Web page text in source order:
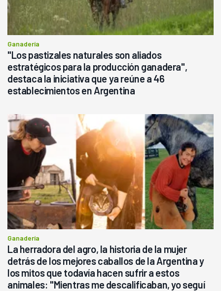
Ganadería
"Los pastizales naturales son aliados
estratégicos para la producción ganadera",
destaca la iniciativa que ya reúne a 46
establecimientos en Argentina
Ganadería
La herradora del agro, la historia de la mujer
detrás de los mejores caballos de la Argentina y
los mitos que todavía hacen sufrir a estos
animales: "Mientras me descalificaban, yo seguí